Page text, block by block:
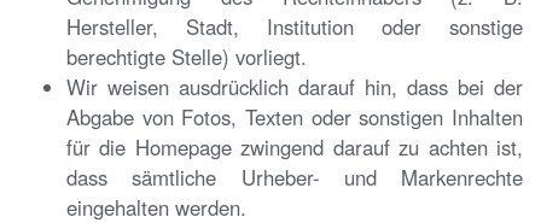
Hersteller, Stadt, Institution oder sonstige
berechtigte Stelle) vorliegt.
Wir weisen ausdrücklich darauf hin, dass bei der
Abgabe von Fotos, Texten oder sonstigen Inhalten
für die Homepage zwingend darauf zu achten ist,
dass sämtliche Urheber- und Markenrechte
eingehalten werden.